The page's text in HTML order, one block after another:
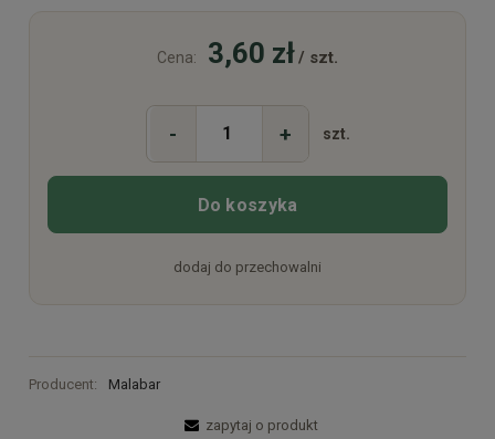
Cena: 3,60 zł/ szt.
- + szt.
Do koszyka
dodaj do przechowalni
Producent: Malabar
zapytaj o produkt